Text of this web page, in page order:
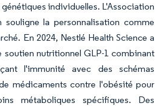
individuelles. L'Association
la personnalisation comme
En 2024, Nestlé Health Science a
soutien nutritionnel GLP-1 combinant
l'immunité avec des schémas
médicaments contre l'obésité pour
métaboliques spécifiques. Des